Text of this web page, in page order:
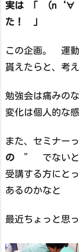
実は 「
た！ 」
この企画。 運動
貰えたらと、考
勉強会は痛みの
変化は個人的な
また、セミナ
の ” でないと
受講する方にと
あるのかなと
最近ちょっと思